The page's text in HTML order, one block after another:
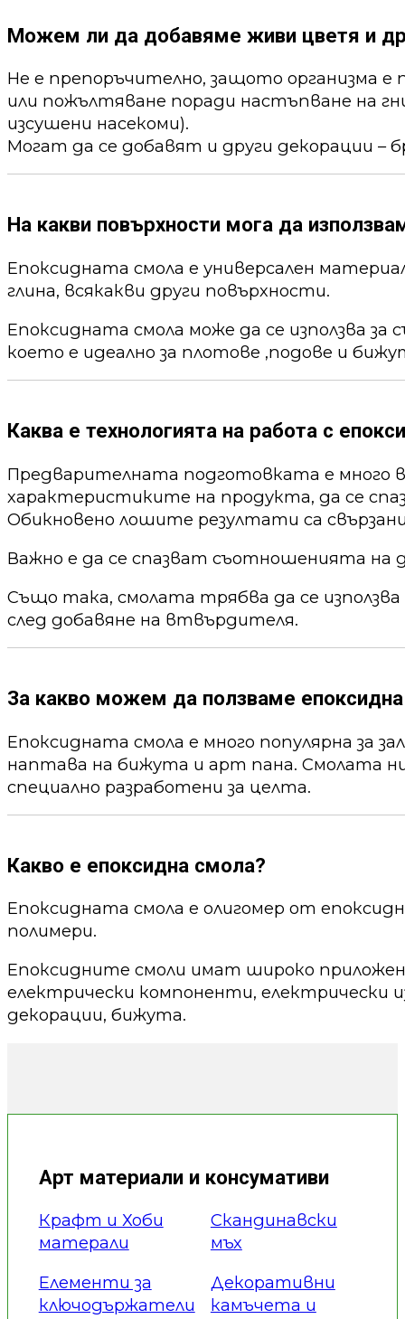
Можем ли да добавяме живи цветя и
Не е препоръчително, защото организма
или пожълтяване поради настъпване на
изсушени насекоми).
Могат да се добавят и други декорации –
На какви повърхности мога да
Епоксидната смола е универсален
глина, всякакви други повърхности.
Епоксидната смола може да се използва за
което е идеално за плотове ,подове и
Каква е технологията на работа с
Предварителната подготовката е много
характеристиките на продукта, да се
Обикновено лошите резултати са
Важно е да се спазват съотношенията на
Също така, смолата трябва да се
след добавяне на втвърдителя.
За какво можем да ползваме
Епоксидната смола е много популярна за
наптава на бижута и арт пана. Смолата
специално разработени за целта.
Какво е епоксидна смола?
Епоксидната смола е олигомер от
полимери.
Епоксидните смоли имат широко
електрически компоненти, електрически
декорации, бижута.
Арт материали и консумативи
Крафт и Хоби
матерали
Елементи за
ключодържатели
Скандинавски
мъх
Декоративни
камъчета и